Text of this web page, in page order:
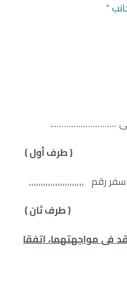
“
……………………….
( طرف أول )
رقم ,,,,,,,,,,,,,,,,,,,,,,,
( طرف ثان )
فى مواجهتهما، اتفقا